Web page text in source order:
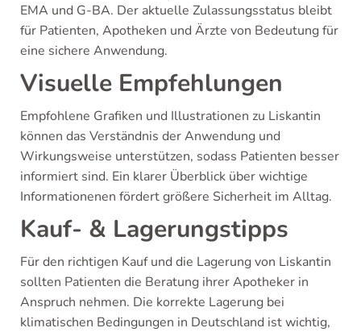
EMA und G-BA. Der aktuelle Zulassungsstatus bleibt
für Patienten, Apotheken und Ärzte von Bedeutung für
eine sichere Anwendung.
Visuelle Empfehlungen
Empfohlene Grafiken und Illustrationen zu Liskantin
können das Verständnis der Anwendung und
Wirkungsweise unterstützen, sodass Patienten besser
informiert sind. Ein klarer Überblick über wichtige
Informationenen fördert größere Sicherheit im Alltag.
Kauf- & Lagerungstipps
Für den richtigen Kauf und die Lagerung von Liskantin
sollten Patienten die Beratung ihrer Apotheker in
Anspruch nehmen. Die korrekte Lagerung bei
klimatischen Bedingungen in Deutschland ist wichtig,